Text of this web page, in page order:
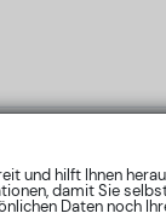
und hilft Ihnen
damit Sie
Daten noch